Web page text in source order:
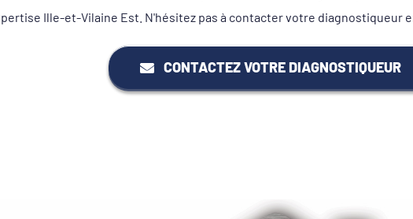
Ille-et-Vilaine Est. N'hésitez pas à contacter votre diagnostiqueur
CONTACTEZ VOTRE DIAGNOSTIQUEUR